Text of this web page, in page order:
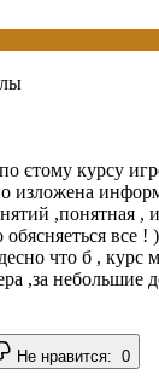
єтому курсу
изложена
,понятная ,
обясняеться все
что б , курс
,за небольшие
Не нравится: 0